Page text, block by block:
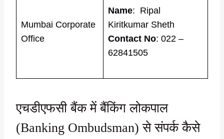
Mumbai Corporate
Office
Name: Ripal
Kiritkumar Sheth
Contact No: 022 –
62841505
एचडीएफसी बैंक में बैंकिंग लोकपाल
(Banking Ombudsman) से संपर्क कैसे